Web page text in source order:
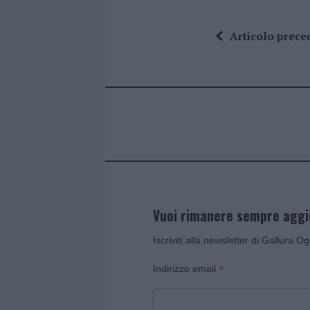
te ata
Articolo
Vuoi rimanere sempre
Iscriviti alla newsletter di Gallura
Indirizzo email *